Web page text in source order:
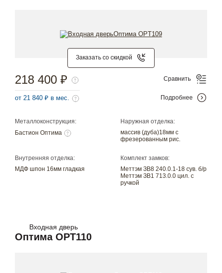
Заказать со скидкой
Металлоконструкция:
Бастион Оптима
Наружная отделка:
массив (дуба)18мм с
фрезерованным рис.
Внутренняя отделка:
МДФ шпон 16мм гладкая
Комплект замков:
Меттэм ЗВ8 240.0.1-18 сув. б/р
Меттэм ЗВ1 713.0.0 цил. с
ручкой
218 400 ₽
от 21 840 ₽ в мес.
Сравнить
Подробнее
Входная дверь
Оптима OPT110